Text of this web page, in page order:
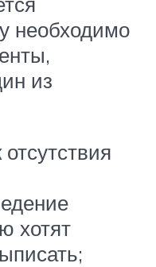
необходимо
из
хотят